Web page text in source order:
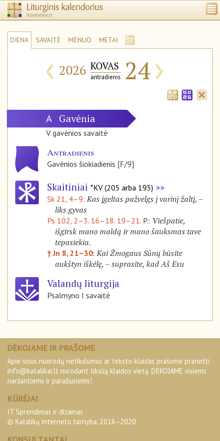
DIENA SAVAITĖ MĖNUO METAI
‹ 2026 KOVAS
antradienis 24›
A Gavėnia
V gavėnios savaitė
Antradienis
Gavėnios šiokiadienis [F/9]
Skaitiniai *KV (205 arba 195)
Sk 21, 4–9:Kas įgeltas pažvelgs į varinį žaltį, –
liks gyvas
Ps 102, 2–3. 16–18. 19–21. P.: Viešpatie,
išgirsk mano maldą ir mano šauksmas tave
tepasiekia.
† Jn 8, 21–30:Kai Žmogaus Sūnų būsite
aukštyn iškėlę, – suprasite, kad Aš Esu
Valandų liturgija
Psalmyno I savaitė
DĖKOJAME IR PRAŠOME
Apie visus nuorodų netikslumus ar teksto klaidas prašome pranešti
info@katalikai.lt nurodant tikslią klaidos vietą. DĖKOJAME visiems
naršantiems ir parašiusiems!
KŪRĖJAI
IT Sprendimas ir dizainas
© Katalikų interneto tarnyba, 2016–2020